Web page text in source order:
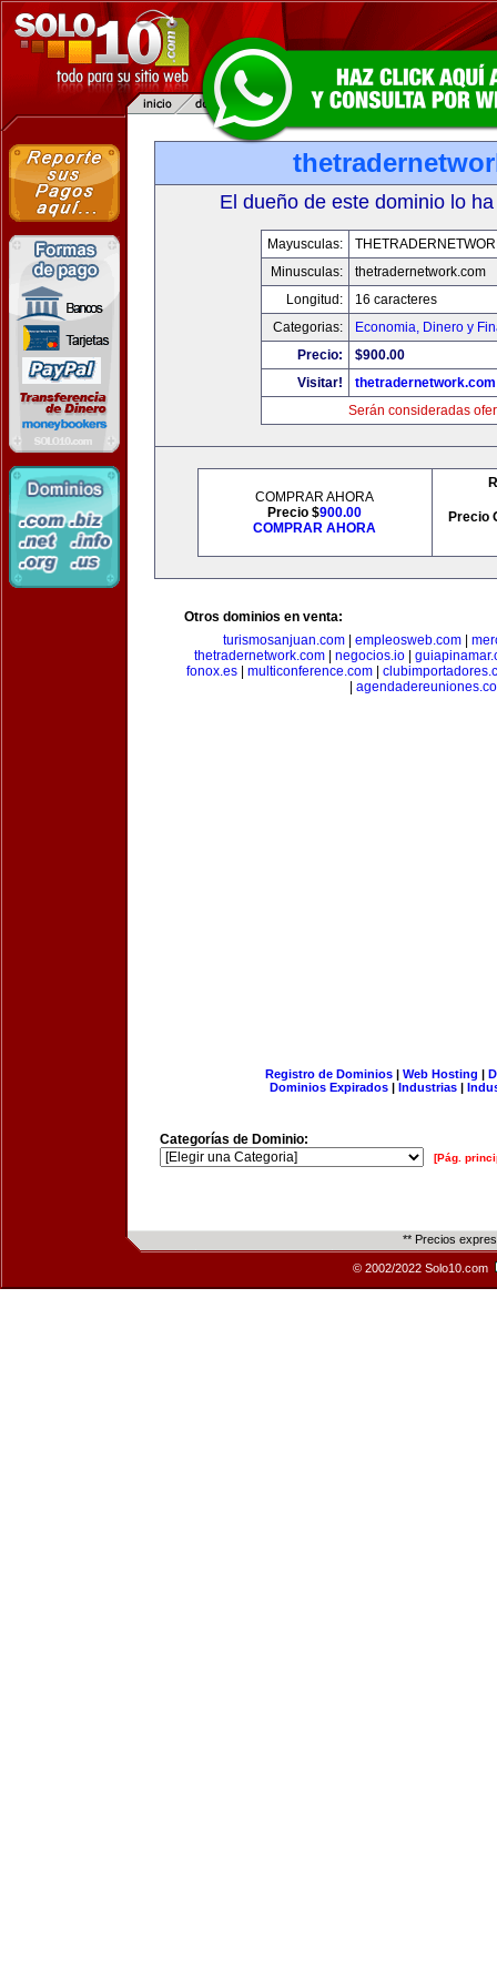
El dueño de este dominio lo
Mayusculas:
Minusculas:
thetradernetwork.com
Longitud:
16 caracteres
Categorias:
Economia, Dinero y
Precio:
$900.00
Visitar!
thetradernetwork.com
Serán consideradas
COMPRAR AHORA
Precio $900.00
COMPRAR AHORA
Precio
Otros dominios en venta:
turismosanjuan.com| empleosweb.com|
thetradernetwork.com
negocios.io
fonox.es| multiconference.com|
Registro de Dominios| Web Hosting |
Dominios Expirados | Industrias |
Categorías de Dominio:
[Pág.
** Precios
© 2002/2022 Solo10.com